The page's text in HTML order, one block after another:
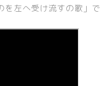
を左へ受け流すの歌」で